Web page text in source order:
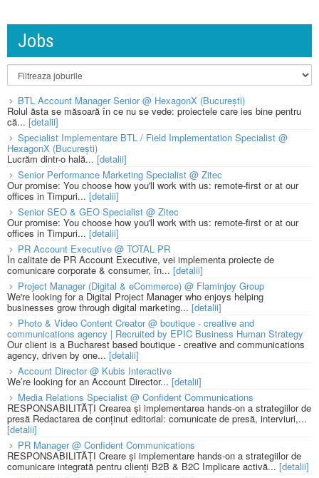
Jobs
BTL Account Manager Senior @ HexagonX (București)
Rolul ăsta se măsoară în ce nu se vede: proiectele care ies bine pentru
că... [detalii]
Specialist Implementare BTL / Field Implementation Specialist @
HexagonX (București)
Lucrăm dintr-o hală...[detalii]
Senior Performance Marketing Specialist @ Zitec
Our promise: You choose how you'll work with us: remote-first or at our
offices in Timpuri... [detalii]
Senior SEO & GEO Specialist @ Zitec
Our promise: You choose how you'll work with us: remote-first or at our
offices in Timpuri... [detalii]
PR Account Executive @ TOTAL PR
În calitate de PR Account Executive, vei implementa proiecte de
comunicare corporate & consumer, în... [detalii]
Project Manager (Digital & eCommerce) @ Flaminjoy Group
We're looking for a Digital Project Manager who enjoys helping
businesses grow through digital marketing... [detalii]
Photo & Video Content Creator @ boutique - creative and
communications agency | Recruited by EPIC Business Human Strategy
Our client is a Bucharest based boutique - creative and communications
agency, driven by one... [detalii]
Account Director @ Kubis Interactive
We’re looking for an Account Director... [detalii]
Media Relations Specialist @ Confident Communications
RESPONSABILITĂȚI Crearea și implementarea hands-on a strategiilor de
presă Redactarea de conținut editorial: comunicate de presă, interviuri,...
[detalii]
PR Manager @ Confident Communications
RESPONSABILITĂȚI Creare și implementare hands-on a strategiilor de
comunicare integrată pentru clienți B2B & B2C Implicare activă... [detalii]